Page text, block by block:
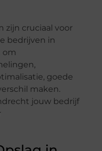
zijn cruciaal voor
bedrijven in
om
goede
maken.
jouw bedrijf